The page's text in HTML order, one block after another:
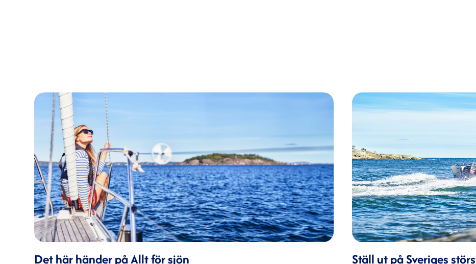
Det här händer på Allt för sjön Ställ ut på Sveriges